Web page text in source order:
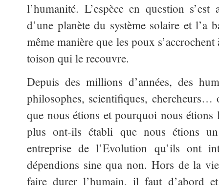
l’humanité. L’espèce en question
d’une planète du système solaire et l’a
même manière que les poux
toison qui le recouvre.
Depuis des millions d’années, des
philosophes, scientifiques, chercheurs…
que nous étions et pourquoi nous
plus ont-ils établi que nous étions un
entreprise de l’Evolution qu’ils ont
dépendions sine qua non. Hors de la
faire durer l’humain, il faut d’abord